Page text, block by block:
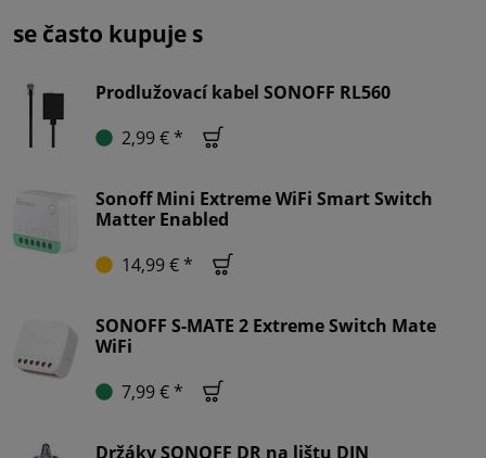
se často kupuje s
Prodlužovací kabel SONOFF RL560
2,99 € *
Sonoff Mini Extreme WiFi Smart Switch
Matter Enabled
14,99 € *
SONOFF S-MATE 2 Extreme Switch Mate
WiFi
7,99 € *
Držáky SONOFF DR na lištu DIN